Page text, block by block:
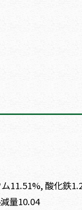
11.51%, 酸化鉄
量10.04